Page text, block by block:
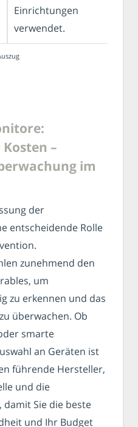
Einrichtungen
verwendet.
–
im
der
entscheidende Rolle
zunehmend den
um
zu erkennen und das
überwachen. Ob
smarte
an Geräten ist
führende Hersteller,
und die
damit Sie die beste
und Ihr Budget